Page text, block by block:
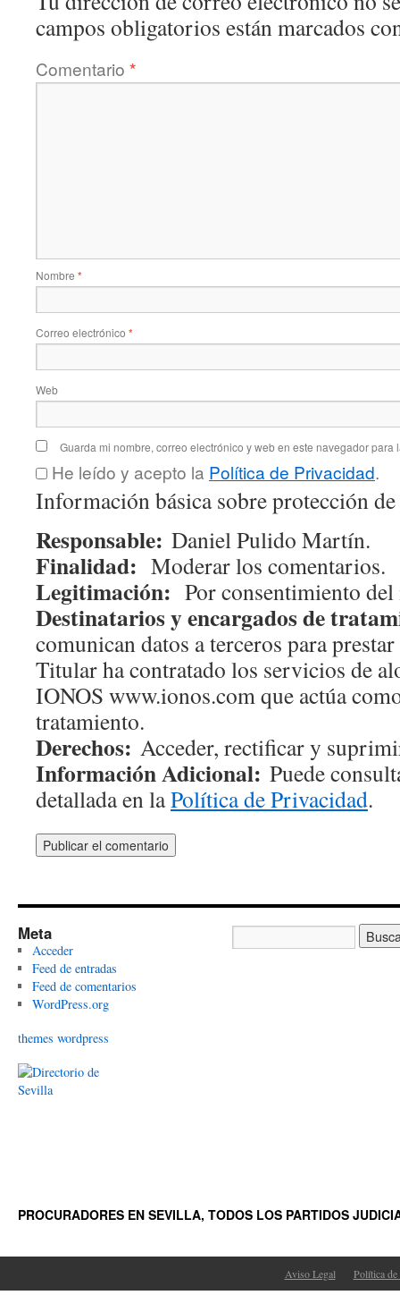
campos obligatorios están marcados
Comentario *
Nombre *
Correo electrónico *
Web
Guarda mi nombre, correo electrónico y web en este navegador para
He leído y acepto la Política de Privacidad.
Información básica sobre protección de
Responsable: Daniel Pulido Martín.
Finalidad: Moderar los comentarios.
Legitimación: Por consentimiento del
Destinatarios y encargados de
comunican datos a terceros para
Titular ha contratado los servicios de
IONOS www.ionos.com que actúa
tratamiento.
Derechos: Acceder, rectificar y
Información Adicional: Puede
detallada en laPolítica de Privacidad.
Meta
Acceder
Feed de entradas
Feed de comentarios
WordPress.org
themes wordpress
PROCURADORES EN SEVILLA, TODOS LOS PARTIDOS
Aviso Legal Política